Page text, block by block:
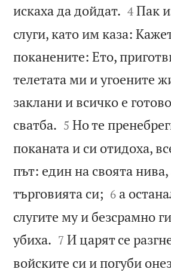
искаха да дойдат. 

4 Пак
слуги, като им каза:
поканените: Ето,
телетата ми и угоените
заклани и всичко е
сватба. 

5 Но те
поканата и си отидоха,
път: един на своята нива,
търговията си; 

6 а
слугите му и безсрамно
убиха. 

7 И царят се
войските си и погуби